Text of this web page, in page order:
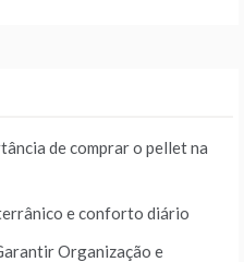
de comprar o pellet na
e conforto diário
Organização e